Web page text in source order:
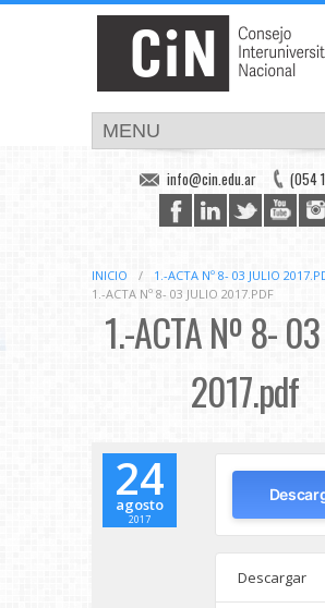
(054
info@cin.edu.ar
INICIO / 1.-ACTA Nº 8- 03 JULIO
1.-ACTA Nº 8- 03 JULIO 2017.PDF
1.-ACTA Nº 8-
2017.pdf
24
agosto
2017
Descargar